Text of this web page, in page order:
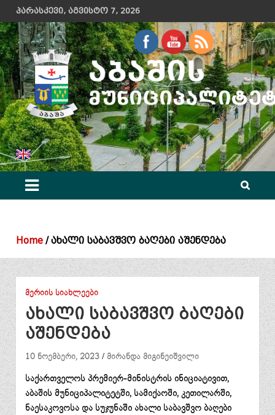
to
content
პარასკევი, აგვისტო 7, 2026
აბაშის მუნიციპალიტეტის მერიის ოფიციალური ვებ გვერდი
Home ახალი საბავშვო ბაღები აშენდება
ᲛᲔᲠᲘᲘᲡ ᲡᲘᲐᲮᲚᲔᲔᲑᲘ
ახალი საბავშვო ბაღები
აშენდება
10 ნოემბერი, 2023 მირანდა მიგინეიშვილი
საქართველოს პრემიერ-მინისტრის ინიციატივით,
აბაშის მუნიციპალიტეტში, სამიქაოში, კეთილარში,
ნაესაკოვოსა და სუჯუნაში ახალი საბავშვო ბაღები